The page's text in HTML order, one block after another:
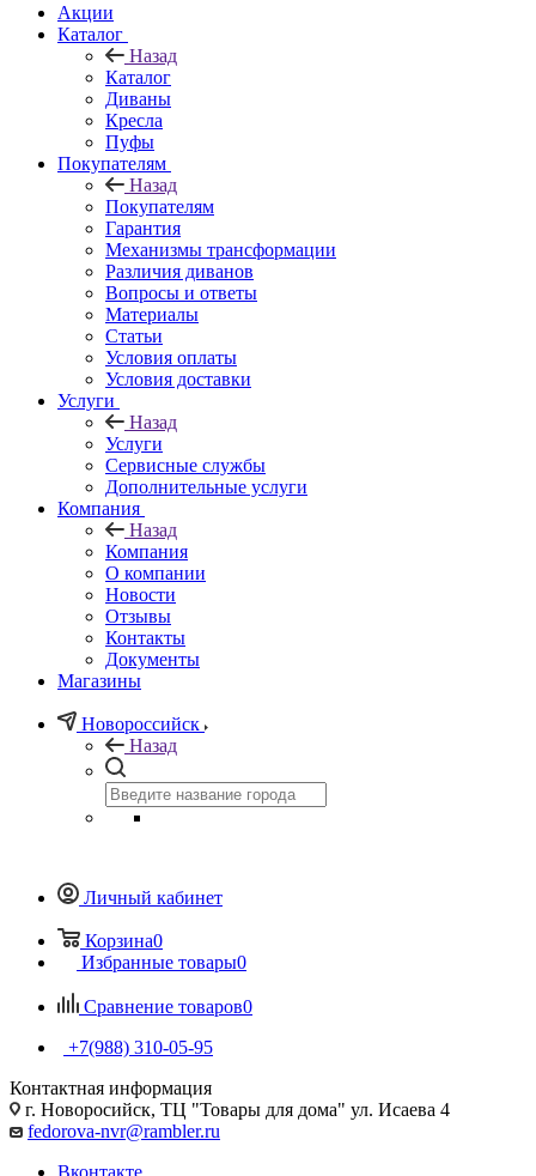
Акции
Каталог
Назад
Каталог
Диваны
Кресла
Пуфы
Покупателям
Назад
Покупателям
Гарантия
Механизмы трансформации
Различия диванов
Вопросы и ответы
Материалы
Статьи
Условия оплаты
Условия доставки
Услуги
Назад
Услуги
Сервисные службы
Дополнительные услуги
Компания
Назад
Компания
О компании
Новости
Отзывы
Контакты
Документы
Магазины
Новороссийск
Назад
Личный кабинет
Корзина0
Избранные товары0
Сравнение товаров0
+7(988) 310-05-95
Контактная информация
г. Новоросийск, ТЦ "Товары для дома" ул. Исаева 4
fedorova-nvr@rambler.ru
Вконтакте